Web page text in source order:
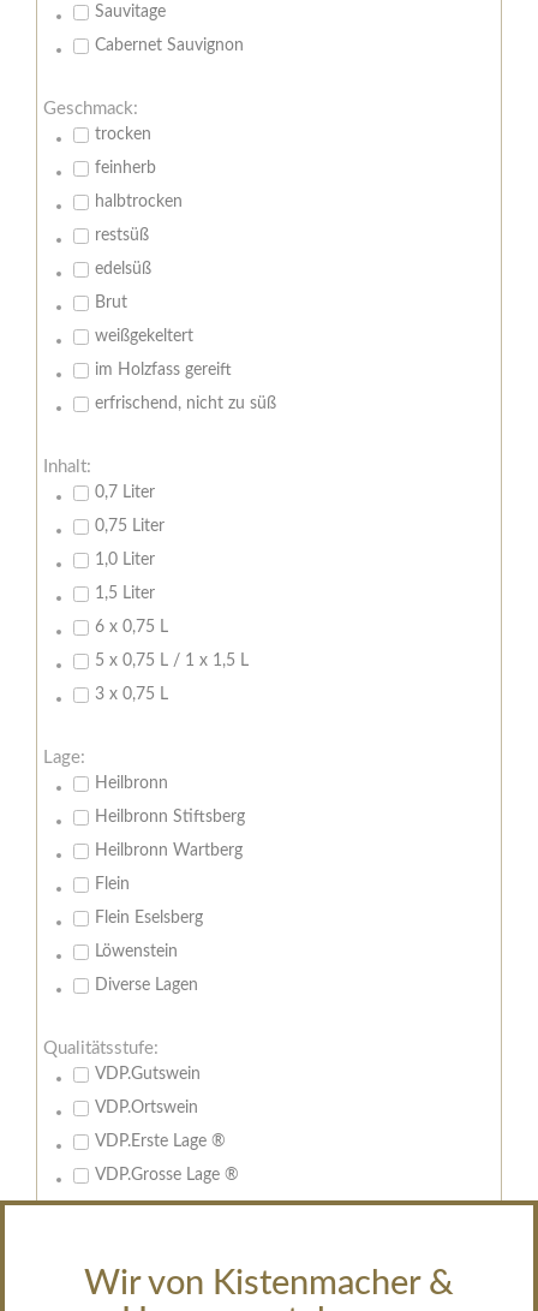
Wir von Kistenmacher &
Sauvitage
Cabernet Sauvignon
Geschmack:
trocken
feinherb
halbtrocken
restsüß
edelsüß
Brut
weißgekeltert
im Holzfass gereift
erfrischend, nicht zu süß
Inhalt:
0,7 Liter
0,75 Liter
1,0 Liter
1,5 Liter
6 x 0,75 L
5 x 0,75 L / 1 x 1,5 L
3 x 0,75 L
Lage:
Heilbronn
Heilbronn Stiftsberg
Heilbronn Wartberg
Flein
Flein Eselsberg
Löwenstein
Diverse Lagen
Qualitätsstufe:
VDP.Gutswein
VDP.Ortswein
VDP.Erste Lage ®
VDP.Grosse Lage ®
Großes Gewächs
Edelsüsse Spitzen